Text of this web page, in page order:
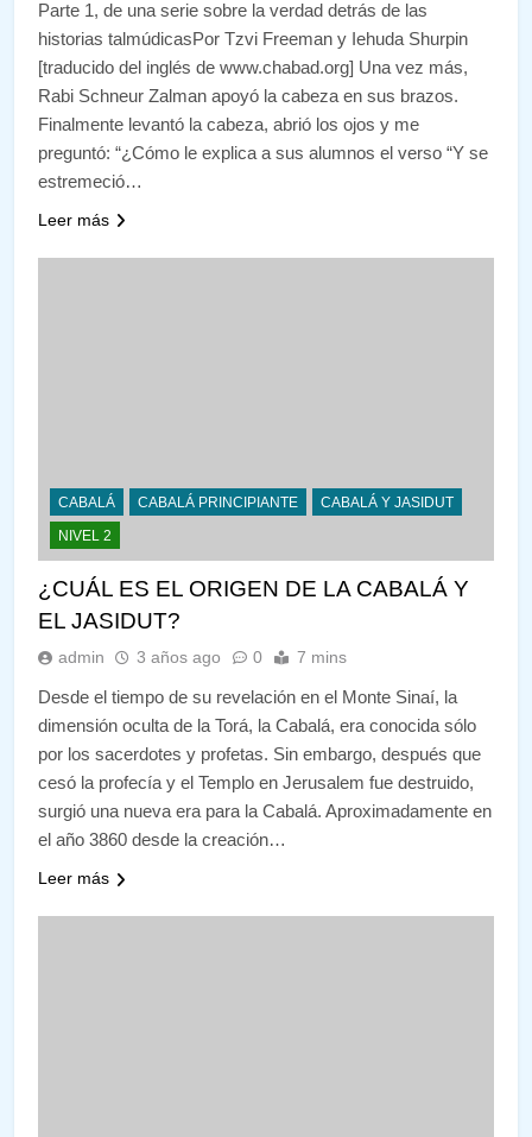
Parte 1, de una serie sobre la verdad detrás de las
historias talmúdicasPor Tzvi Freeman y Iehuda Shurpin
[traducido del inglés de www.chabad.org] Una vez más,
Rabi Schneur Zalman apoyó la cabeza en sus brazos.
Finalmente levantó la cabeza, abrió los ojos y me
preguntó: “¿Cómo le explica a sus alumnos el verso “Y se
estremeció…
Leer más
CABALÁ CABALÁ PRINCIPIANTE
CABALÁ Y JASIDUT
NIVEL 2
¿CUÁL ES EL ORIGEN DE LA CABALÁ Y
EL JASIDUT?
admin 3 años ago 0 7 mins
Desde el tiempo de su revelación en el Monte Sinaí, la
dimensión oculta de la Torá, la Cabalá, era conocida sólo
por los sacerdotes y profetas. Sin embargo, después que
cesó la profecía y el Templo en Jerusalem fue destruido,
surgió una nueva era para la Cabalá. Aproximadamente en
el año 3860 desde la creación…
Leer más